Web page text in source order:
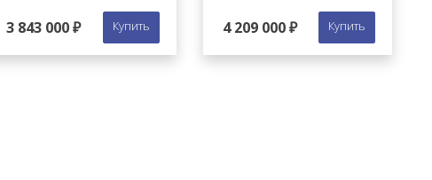
3 843 000 ₽ Купить 4 209 000 ₽ Купить